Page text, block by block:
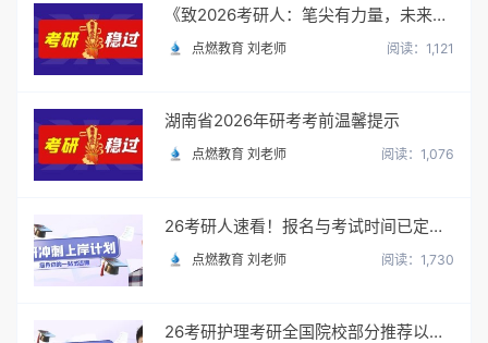
《致2026考研人：笔尖有力量，未来皆可期》
点燃教育 刘老师 阅读：1,121
湖南省2026年研考考前温馨提示
点燃教育 刘老师 阅读：1,076
26考研人速看！报名与考试时间已定，附预报名至正式报名全流程梳理。
点燃教育 刘老师 阅读：1,730
26考研护理考研全国院校部分推荐以及黄金择校和三轮备考复习策略